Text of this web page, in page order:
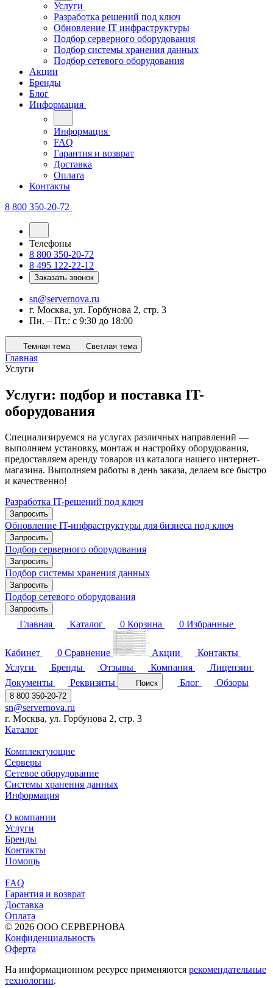
Услуги
Разработка решений под ключ
Обновление IT инфраструктуры
Подбор серверного оборудования
Подбор системы хранения данных
Подбор сетевого оборудования
Акции
Бренды
Блог
Информация
Информация
FAQ
Гарантия и возврат
Доставка
Оплата
Контакты
8 800 350-20-72
Телефоны
8 800 350-20-72
8 495 122-22-12
Заказать звонок
sn@servernova.ru
г. Москва, ул. Горбунова 2, стр. 3
Пн. – Пт.: с 9:30 до 18:00
Темная тема Светлая тема
Главная
Услуги
Услуги: подбор и поставка IT-
оборудования
Специализируемся на услугах различных направлений —
выполняем установку, монтаж и настройку оборудования,
предоставляем аренду товаров из каталога нашего интернет-
магазина. Выполняем работы в день заказа, делаем все быстро
и качественно!
Разработка IT-решений под ключ
Запросить
Обновление IT-инфраструктуры для бизнеса под ключ
Запросить
Подбор серверного оборудования
Запросить
Подбор системы хранения данных
Запросить
Подбор сетевого оборудования
Запросить
Главная Каталог 0 Корзина 0 Избранные
Кабинет 0 Сравнение Акции
Контакты
Услуги
Бренды Отзывы Компания
Лицензии
Документы
Реквизиты Поиск Блог Обзоры
8 800 350-20-72
sn@servernova.ru
г. Москва, ул. Горбунова 2, стр. 3
Каталог
Комплектующие
Серверы
Сетевое оборудование
Системы хранения данных
Информация
О компании
Услуги
Бренды
Контакты
Помощь
FAQ
Гарантия и возврат
Доставка
Оплата
© 2026 ООО СЕРВЕРНОВА
Конфиденциальность
Оферта
На информационном ресурсе применяются рекомендательные
технологии.